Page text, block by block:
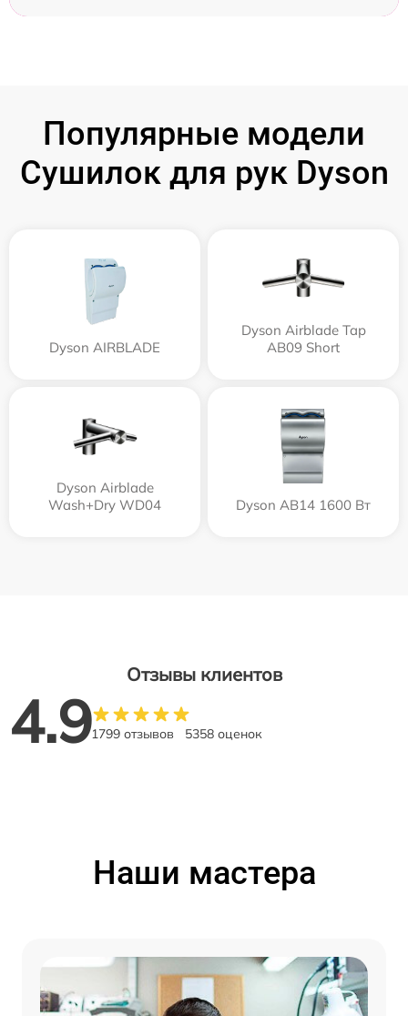
Популярные модели
Сушилок для рук Dyson
Dyson AIRBLADE
Dyson Airblade Tap
AB09 Short
Dyson Airblade
Wash+Dry WD04
Dyson AB14 1600 Вт
Отзывы клиентов
4.91799 отзывов 5358 оценок
Наши мастера